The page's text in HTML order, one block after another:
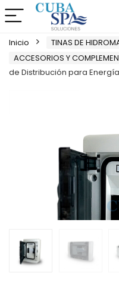
Inicio
TINAS DE
ACCESORIOS Y
de Distribución para